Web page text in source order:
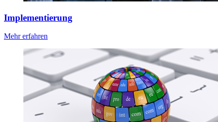
Implementierung
Mehr erfahren